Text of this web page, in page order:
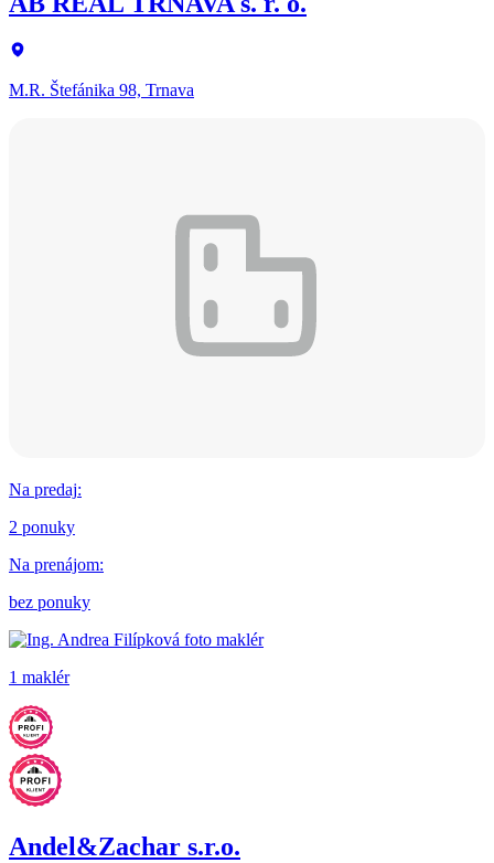
M.R. Štefánika 98, Trnava
Na predaj:
2 ponuky
Na prenájom:
bez ponuky
1 maklér
Andel&Zachar s.r.o.